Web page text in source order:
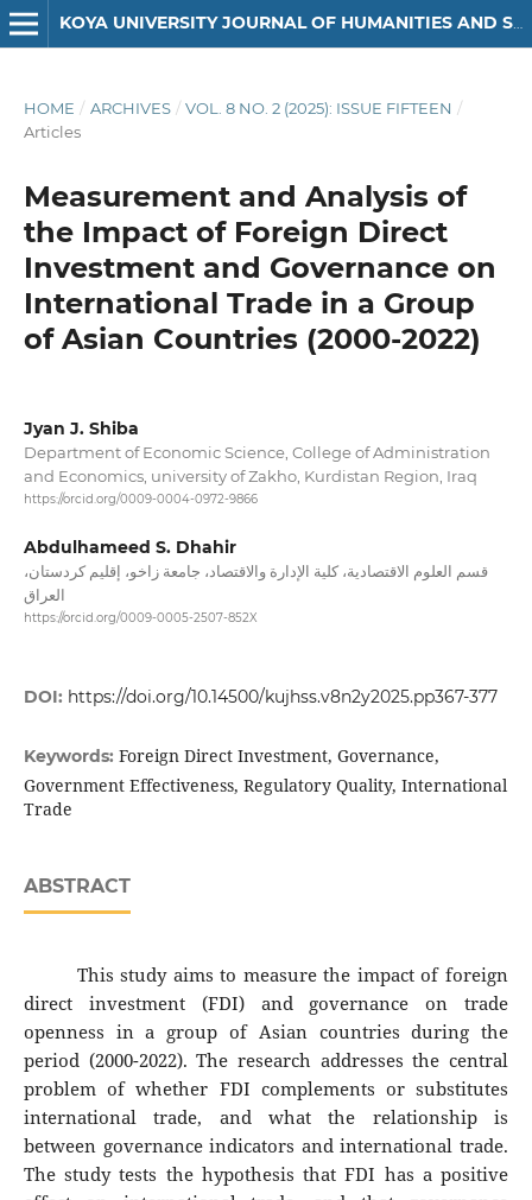
KOYA UNIVERSITY JOURNAL OF HUMANITIES AND SOCIAL SCIENCES
HOME / ARCHIVES / VOL. 8 NO. 2 (2025): ISSUE FIFTEEN /
Articles
Measurement and Analysis of
the Impact of Foreign Direct
Investment and Governance on
International Trade in a Group
of Asian Countries (2000-2022)
Jyan J. Shiba
Department of Economic Science, College of Administration
and Economics, university of Zakho, Kurdistan Region, Iraq
https://orcid.org/0009-0004-0972-9866
Abdulhameed S. Dhahir
قسم العلوم الاقتصادية، كلية الإدارة والاقتصاد، جامعة زاخو، إقليم كردستان،
العراق
https://orcid.org/0009-0005-2507-852X
DOI: https://doi.org/10.14500/kujhss.v8n2y2025.pp367-377
Keywords: Foreign Direct Investment, Governance,
Government Effectiveness, Regulatory Quality, International
Trade
ABSTRACT
This study aims to measure the impact of foreign
direct investment (FDI) and governance on trade
openness in a group of Asian countries during the
period (2000-2022). The research addresses the central
problem of whether FDI complements or substitutes
international trade, and what the relationship is
between governance indicators and international trade.
The study tests the hypothesis that FDI has a positive